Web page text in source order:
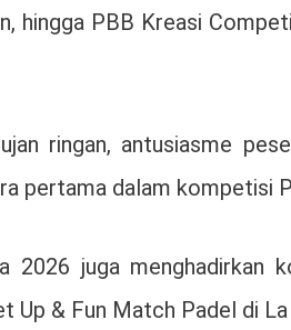
hingga PBB Kreasi
ringan, antusiasme
pertama dalam kompetisi
2026 juga
Up & Fun Match Padel di